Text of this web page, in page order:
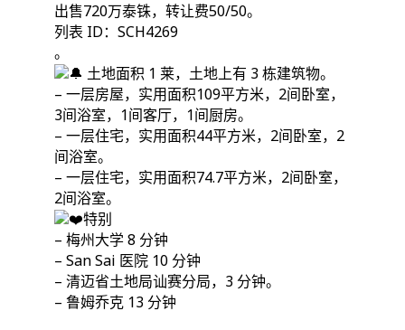
出售720万泰铢，转让费50/50。
列表 ID：SCH4269
。
土地面积 1 莱，土地上有 3 栋建筑物。
– 一层房屋，实用面积109平方米，2间卧室，
3间浴室，1间客厅，1间厨房。
– 一层住宅，实用面积44平方米，2间卧室，2
间浴室。
– 一层住宅，实用面积74.7平方米，2间卧室，
2间浴室。
特别
– 梅州大学 8 分钟
– San Sai 医院 10 分钟
– 清迈省土地局讪赛分局，3 分钟。
– 鲁姆乔克 13 分钟